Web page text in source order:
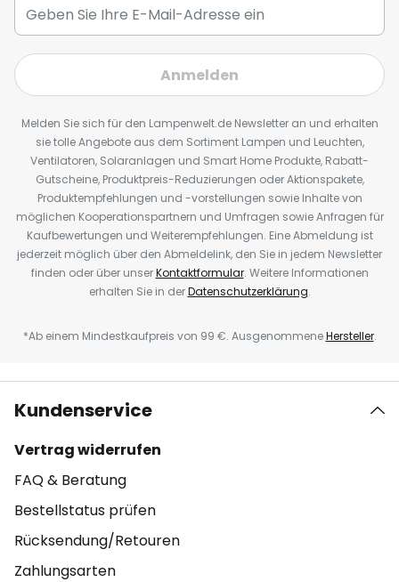
Anmelden
Melden Sie sich für den Lampenwelt.de Newsletter an und erhalten
sie tolle Angebote aus dem Sortiment Lampen und Leuchten,
Ventilatoren, Solaranlagen und Smart Home Produkte, Rabatt-
Gutscheine, Produktpreis-Reduzierungen oder Aktionspakete,
Produktempfehlungen und -vorstellungen sowie Inhalte von
möglichen Kooperationspartnern und Umfragen sowie Anfragen für
Kaufbewertungen und Weiterempfehlungen. Eine Abmeldung ist
jederzeit möglich über den Abmeldelink, den Sie in jedem Newsletter
finden oder über unserKontaktformular. Weitere Informationen
erhalten Sie in derDatenschutzerklärung.
*Ab einem Mindestkaufpreis von 99 €. AusgenommeneHersteller.
Kundenservice
Vertrag widerrufen
FAQ & Beratung
Bestellstatus prüfen
Rücksendung/Retouren
Zahlungsarten